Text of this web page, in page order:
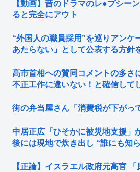
【動画】昔のドラマのレ●プシー
ると完全にアウト
“外国人の職員採用”を巡りアン
あたらない」として公表する方
高市首相への賛同コメントの多さ
不正工作に違いない！と確信し
街の弁当屋さん「消費税が下がっ
中居正広「ひそかに被災地支援」
後には現地で炊き出し “誰にも知
【正論】イスラエル政府元高官